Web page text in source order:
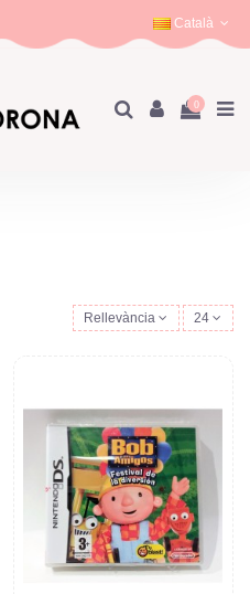
Català
0
Rellevància 24